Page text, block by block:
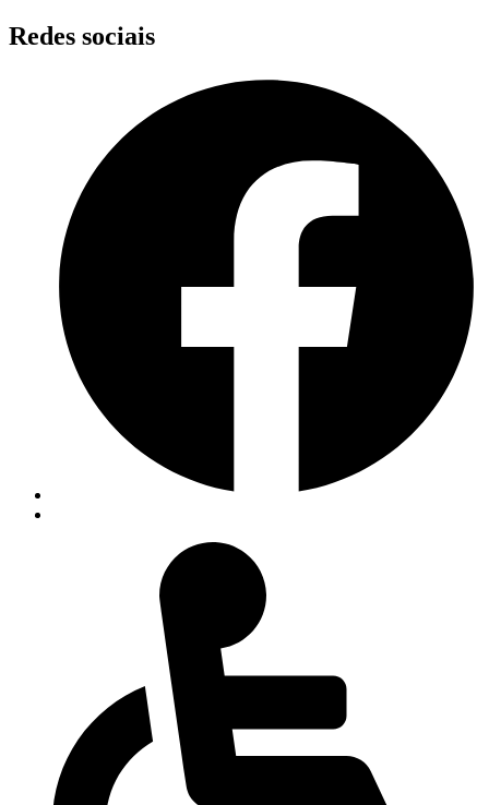
Skip
to
Redes sociais